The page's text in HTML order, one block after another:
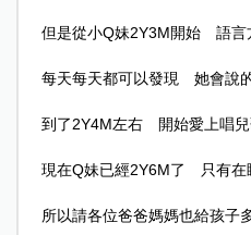
但是從小Q妹2Y3M開始 語言
每天每天都可以發現 她會說
到了2Y4M左右 開始愛上唱
現在Q妹已經2Y6M了 只有在
所以請各位爸爸媽媽也給孩